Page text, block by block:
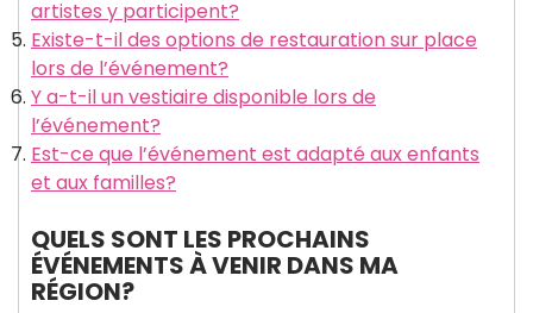
artistes y participent?
Existe-t-il des options de restauration sur place
lors de l’événement?
Y a-t-il un vestiaire disponible lors de
l’événement?
Est-ce que l’événement est adapté aux enfants
et aux familles?
QUELS SONT LES PROCHAINS
ÉVÉNEMENTS À VENIR DANS MA
RÉGION?